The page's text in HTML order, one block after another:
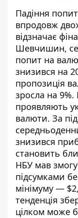
Падіння
впродовж
відзначає
Шевчишин,
попит на
знизився на
пропозиція
зросла на
проявляють
валюти. За
знизився
становить
НБУ мав змогу
підсумками
мінімуму —
тенденція
цілком може